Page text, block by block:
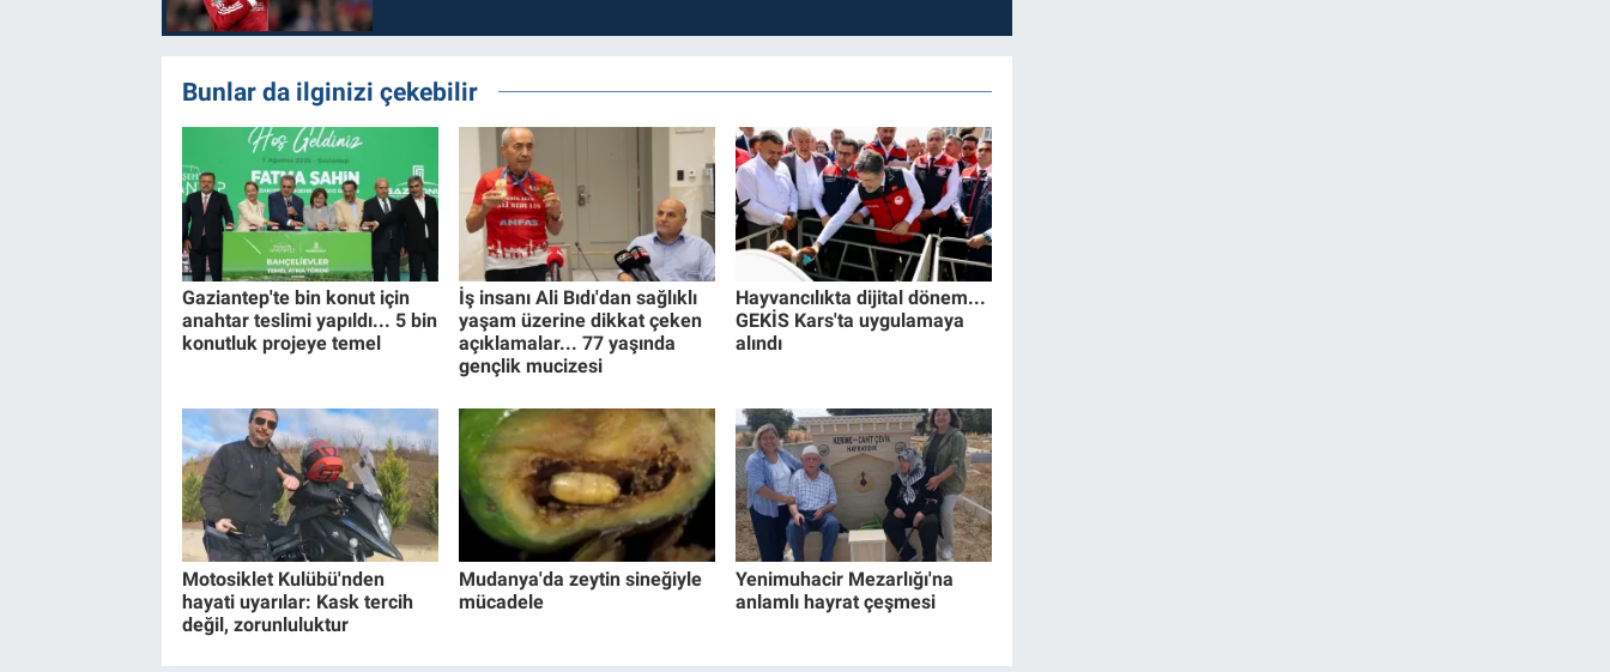
Bunlar da ilginizi çekebilir
Gaziantep'te bin konut için
anahtar teslimi yapıldı... 5 bin
konutluk projeye temel
İş insanı Ali Bıdı'dan sağlıklı
yaşam üzerine dikkat çeken
açıklamalar... 77 yaşında
gençlik mucizesi
Hayvancılıkta dijital dönem...
GEKİS Kars'ta uygulamaya
alındı
Motosiklet Kulübü'nden
hayati uyarılar: Kask tercih
değil, zorunluluktur
Mudanya'da zeytin sineğiyle
mücadele
Yenimuhacir Mezarlığı'na
anlamlı hayrat çeşmesi